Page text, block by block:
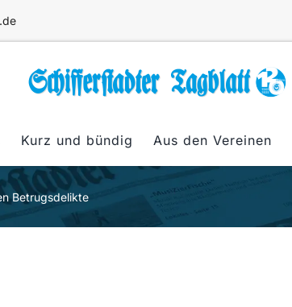
Kurz und bündig Aus den Vereinen
Betrugsdelikte